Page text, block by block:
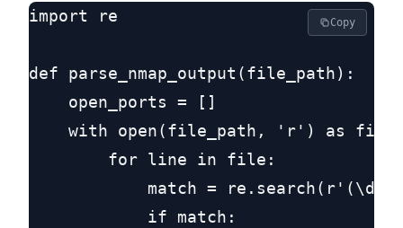
import re
def parse_nmap_output(file_path):
    open_ports = []
with open(file_path, 'r') as
        for line in file:
match =
            if match:
Copy